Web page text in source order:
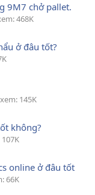
9M7 chở pallet.
468K
ở đâu tốt?
145K
không?
online ở đâu tốt
66K